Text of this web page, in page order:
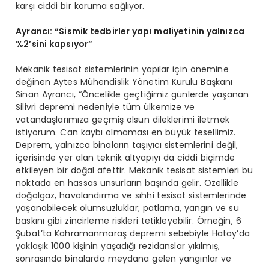
karşı ciddi bir koruma sağlıyor.
Ayrancı:“Sismik tedbirler yapı maliyetinin yalnızca
%2’sini kapsıyor”
Mekanik tesisat sistemlerinin yapılar için önemine
değinen Aytes Mühendislik Yönetim Kurulu Başkanı
Sinan Ayrancı, “Öncelikle geçtiğimiz günlerde yaşanan
Silivri depremi nedeniyle tüm ülkemize ve
vatandaşlarımıza geçmiş olsun dileklerimi iletmek
istiyorum. Can kaybı olmaması en büyük tesellimiz.
Deprem, yalnızca binaların taşıyıcı sistemlerini değil,
içerisinde yer alan teknik altyapıyı da ciddi biçimde
etkileyen bir doğal afettir. Mekanik tesisat sistemleri bu
noktada en hassas unsurların başında gelir. Özellikle
doğalgaz, havalandırma ve sıhhi tesisat sistemlerinde
yaşanabilecek olumsuzluklar; patlama, yangın ve su
baskını gibi zincirleme riskleri tetikleyebilir. Örneğin, 6
Şubat’ta Kahramanmaraş depremi sebebiyle Hatay’da
yaklaşık 1000 kişinin yaşadığı rezidanslar yıkılmış,
sonrasında binalarda meydana gelen yangınlar ve